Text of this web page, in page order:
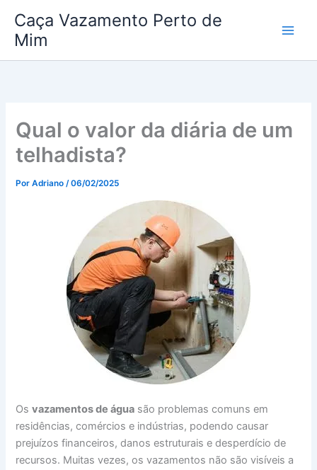
para
conteúdo
Caça Vazamento Perto de
Mim
Qual o valor da diária de um
telhadista?
PorAdriano/06/02/2025
Osvazamentos de água são problemas comuns em
residências, comércios e indústrias, podendo causar
prejuízos financeiros, danos estruturais e desperdício de
recursos. Muitas vezes, os vazamentos não são visíveis a